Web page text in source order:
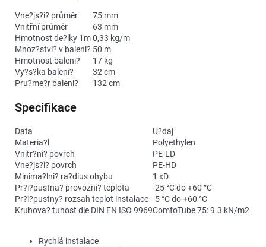
Vne?js?i? průměr
75 mm
Vnitřní průměr
63 mm
Hmotnost de?lky 1m0,33 kg/m
Mnoz?stvi? v baleni? 50 m
Hmotnost baleni?
17 kg
Vy?s?ka baleni?
32 cm
Pru?me?r baleni?
132 cm
Specifikace
Data
U?daj
Materia?l
Polyethylen
Vnitr?ni? povrch
PE-LD
Vne?js?i? povrch
PE-HD
Minima?lni? ra?dius ohybu
1 xD
Pr?i?pustna? provozni? teplota
-25 °C do +60 °C
Pr?i?pustny? rozsah teplot instalace -5 °C do +60 °C
Kruhova? tuhost dle DIN EN ISO 9969ComfoTube 75: 9.3 kN/m2
Rychlá instalace